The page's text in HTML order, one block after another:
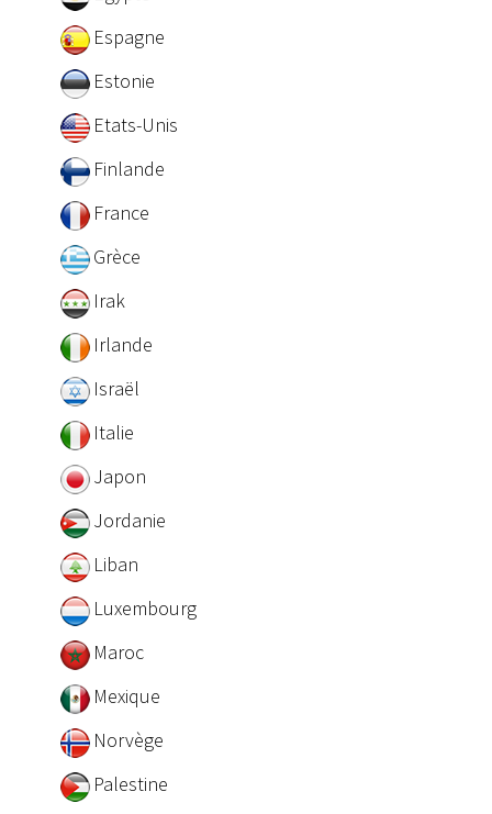
Espagne
Estonie
Etats-Unis
Finlande
France
Grèce
Irak
Irlande
Israël
Italie
Japon
Jordanie
Liban
Luxembourg
Maroc
Mexique
Norvège
Palestine